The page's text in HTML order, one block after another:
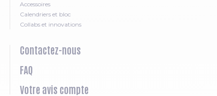
Accessoires
Calendriers et bloc
Collabs et innovations
Contactez-nous
FAQ
Votre avis compte